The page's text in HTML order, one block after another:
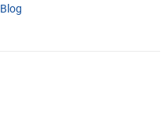
Blog